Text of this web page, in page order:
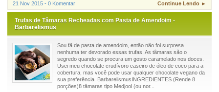
21 Nov 2015 - 0 Komentar Continue Lendo ►
Trufas de Tâmaras Recheadas com Pasta de Amendoim -
Barbarelismus
Sou fã de pasta de amendoim, então não foi surpresa
nenhuma ter devorado essas trufas. As tâmaras são o
segredo quando se procura um gosto caramelado nos doces.
Usei meu chocolate crudívoro caseiro de óleo de coco para a
cobertura, mas você pode usar qualquer chocolate vegano da
sua preferência. BarbarelismusINGREDIENTES (Rende 8
porções)8 tâmaras tipo Medjool (ou nor...